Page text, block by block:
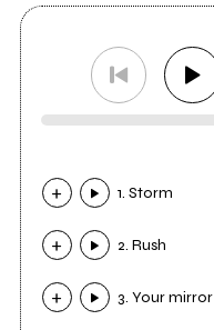
1. Storm
2. Rush
3. Your mirror